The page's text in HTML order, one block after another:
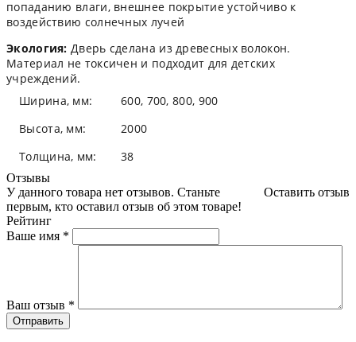
попаданию влаги, внешнее покрытие устойчиво к
воздействию солнечных лучей
Экология: Дверь сделана из древесных волокон.
Материал не токсичен и подходит для детских
учреждений.
Ширина, мм:
600, 700, 800, 900
Высота, мм:
2000
Толщина, мм:
38
Отзывы
Оставить отзыв
У данного товара нет отзывов. Станьте
первым, кто оставил отзыв об этом товаре!
Рейтинг
Ваше имя *
Ваш отзыв *